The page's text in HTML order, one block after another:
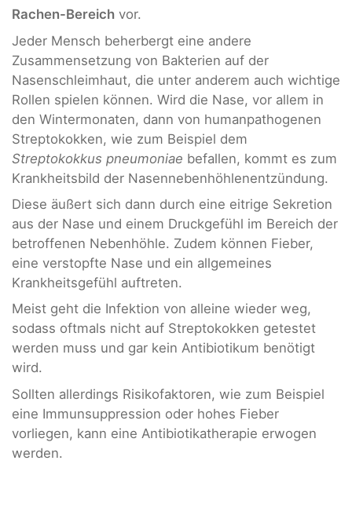
Rachen-Bereich vor.
Jeder Mensch beherbergt eine andere
Zusammensetzung von Bakterien auf der
Nasenschleimhaut, die unter anderem auch wichtige
Rollen spielen können. Wird die Nase, vor allem in
den Wintermonaten, dann von humanpathogenen
Streptokokken, wie zum Beispiel dem
Streptokokkus pneumoniae befallen, kommt es zum
Krankheitsbild der Nasennebenhöhlenentzündung.
Diese äußert sich dann durch eine eitrige Sekretion
aus der Nase und einem Druckgefühl im Bereich der
betroffenen Nebenhöhle. Zudem können Fieber,
eine verstopfte Nase und ein allgemeines
Krankheitsgefühl auftreten.
Meist geht die Infektion von alleine wieder weg,
sodass oftmals nicht auf Streptokokken getestet
werden muss und gar kein Antibiotikum benötigt
wird.
Sollten allerdings Risikofaktoren, wie zum Beispiel
eine Immunsuppression oder hohes Fieber
vorliegen, kann eine Antibiotikatherapie erwogen
werden.